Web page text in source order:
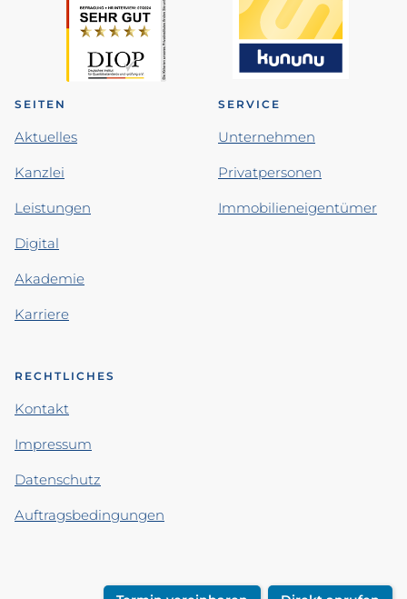
SEITEN
Aktuelles
Kanzlei
Leistungen
Digital
Akademie
Karriere
SERVICE
Unternehmen
Privatpersonen
Immobilieneigentümer
RECHTLICHES
Kontakt
Impressum
Datenschutz
Auftragsbedingungen